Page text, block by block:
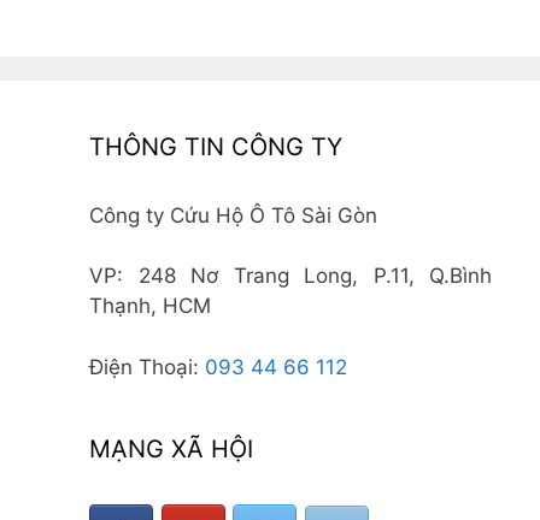
THÔNG TIN CÔNG TY
Công ty Cứu Hộ Ô Tô Sài Gòn
VP: 248 Nơ Trang Long, P.11, Q.Bình
Thạnh, HCM
Điện Thoại: 093 44 66 112
MẠNG XÃ HỘI